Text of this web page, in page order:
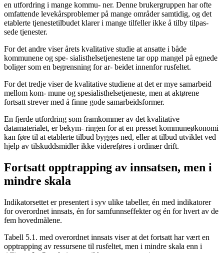
en utfordring i mange kommu- ner. Denne brukergruppen har ofte
omfattende levekårsproblemer på mange områder samtidig, og det
etablerte tjenestetilbudet klarer i mange tilfeller ikke å tilby tilpas-
sede tjenester.
For det andre viser årets kvalitative studie at ansatte i både
kommunene og spe- sialisthelsetjenestene tar opp mangel på egnede
boliger som en begrensning for ar- beidet innenfor rusfeltet.
For det tredje viser de kvalitative studiene at det er mye samarbeid
mellom kom- mune og spesialisthelsetjeneste, men at aktørene
fortsatt strever med å finne gode samarbeidsformer.
En fjerde utfordring som framkommer av det kvalitative
datamaterialet, er bekym- ringen for at en presset kommuneøkonomi
kan føre til at etablerte tilbud bygges ned, eller at tilbud utviklet ved
hjelp av tilskuddsmidler ikke videreføres i ordinær drift.
Fortsatt opptrapping av innsatsen, men i
mindre skala
Indikatorsettet er presentert i syv ulike tabeller, én med indikatorer
for overordnet innsats, én for samfunnseffekter og én for hvert av de
fem hovedmålene.
Tabell 5.1. med overordnet innsats viser at det fortsatt har vært en
opptrapping av ressursene til rusfeltet, men i mindre skala enn i